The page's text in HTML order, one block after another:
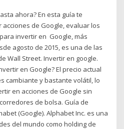
ahora? En esta guía te
de Google, evaluar los
invertir en Google, más
agosto de 2015, es una de las
Wall Street. Invertir en google.
en Google? El precio actual
cambiante y bastante volátil, lo
en acciones de Google sin
de bolsa. Guía de
(Google). Alphabet Inc. es una
del mundo como holding de